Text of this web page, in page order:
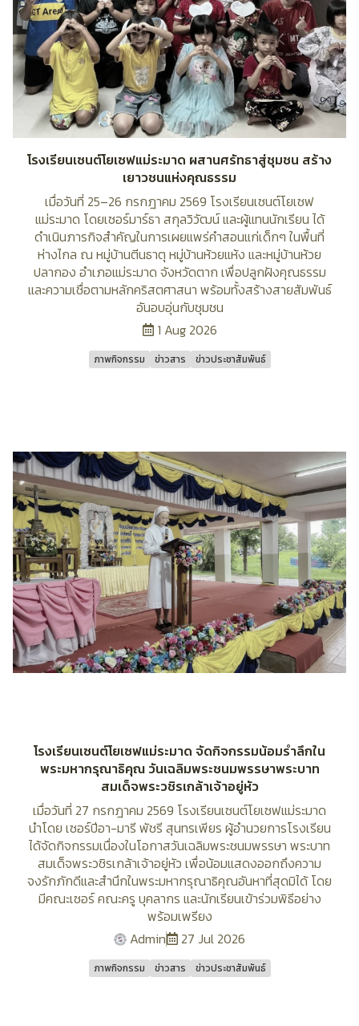
โรงเรียนเซนต์โยเซฟแม่ระมาด ผสานศรัทธาสู่ชุมชน สร้าง
เยาวชนแห่งคุณธรรม
เมื่อวันที่ 25–26 กรกฎาคม 2569 โรงเรียนเซนต์โยเซฟ
แม่ระมาด โดยเซอร์มาร์ธา สกุลวิวัฒน์ และผู้แทนนักเรียน ได้
ดำเนินภารกิจสำคัญในการเผยแพร่คำสอนแก่เด็กๆ ในพื้นที่
ห่างไกล ณ หมู่บ้านตีนธาตุ หมู่บ้านห้วยแห้ง และหมู่บ้านห้วย
ปลากอง อำเภอแม่ระมาด จังหวัดตาก เพื่อปลูกฝังคุณธรรม
และความเชื่อตามหลักคริสตศาสนา พร้อมทั้งสร้างสายสัมพันธ์
อันอบอุ่นกับชุมชน
1 Aug 2026
ภาพกิจกรรม ข่าวสาร ข่าวประชาสัมพันธ์
โรงเรียนเซนต์โยเซฟแม่ระมาด จัดกิจกรรมน้อมรำลึกใน
พระมหากรุณาธิคุณ วันเฉลิมพระชนมพรรษาพระบาท
สมเด็จพระวชิรเกล้าเจ้าอยู่หัว
เมื่อวันที่ 27 กรกฎาคม 2569 โรงเรียนเซนต์โยเซฟแม่ระมาด
นำโดย เซอร์ปีอา-มารี พัชรี สุนทรเพียร ผู้อำนวยการโรงเรียน
ได้จัดกิจกรรมเนื่องในโอกาสวันเฉลิมพระชนมพรรษา พระบาท
สมเด็จพระวชิรเกล้าเจ้าอยู่หัว เพื่อน้อมแสดงออกถึงความ
จงรักภักดีและสำนึกในพระมหากรุณาธิคุณอันหาที่สุดมิได้ โดย
มีคณะเซอร์ คณะครู บุคลากร และนักเรียนเข้าร่วมพิธีอย่าง
พร้อมเพรียง
Admin
27 Jul 2026
ภาพกิจกรรม ข่าวสาร ข่าวประชาสัมพันธ์